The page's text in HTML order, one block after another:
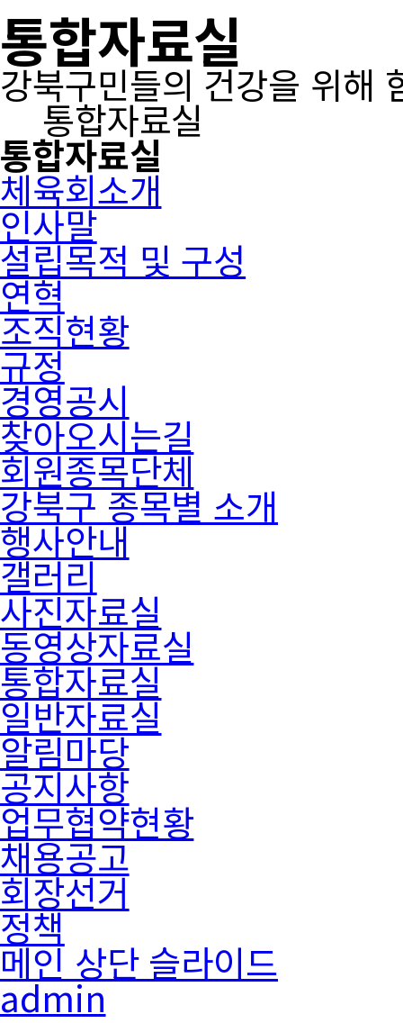
통합자료실
강북구민들의 건강을 위해
통합자료실
통합자료실
체육회소개
인사말
설립목적 및 구성
연혁
조직현황
규정
경영공시
찾아오시는길
회원종목단체
강북구 종목별 소개
행사안내
갤러리
사진자료실
동영상자료실
통합자료실
일반자료실
알림마당
공지사항
업무협약현황
채용공고
회장선거
정책
메인 상단 슬라이드
admin